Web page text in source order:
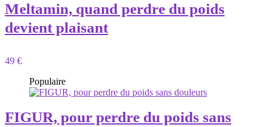
Meltamin, quand perdre du poids
devient plaisant
49 €
Populaire
FIGUR, pour perdre du poids sans